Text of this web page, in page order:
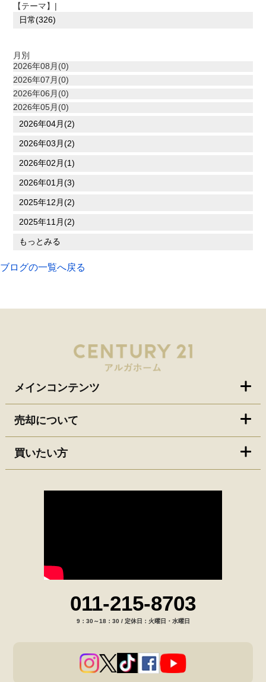
【テーマ】|
日常(326)
月別
2026年08月(0)
2026年07月(0)
2026年06月(0)
2026年05月(0)
2026年04月(2)
2026年03月(2)
2026年02月(1)
2026年01月(3)
2025年12月(2)
2025年11月(2)
もっとみる
ブログの一覧へ戻る
メインコンテンツ
売却について
買いたい方
011-215-8703
9：30～18：30 / 定休日：火曜日・水曜日